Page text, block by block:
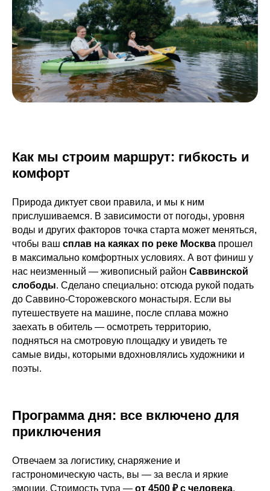
Как мы строим маршрут: гибкость и
комфорт
Природа диктует свои правила, и мы к ним
прислушиваемся. В зависимости от погоды, уровня
воды и других факторов точка старта может меняться,
чтобы ваш сплав на каяках по реке Москва прошел
в максимально комфортных условиях. А вот финиш у
нас неизменный — живописный район Саввинской
слободы. Сделано специально: отсюда рукой подать
до Саввино-Сторожевского монастыря. Если вы
путешествуете на машине, после сплава можно
заехать в обитель — осмотреть территорию,
подняться на смотровую площадку и увидеть те
самые виды, которыми вдохновлялись художники и
поэты.
Программа дня: все включено для
приключения
Отвечаем за логистику, снаряжение и
гастрономическую часть, вы — за весла и яркие
эмоции. Стоимость тура — от 4500 ₽ с человека.